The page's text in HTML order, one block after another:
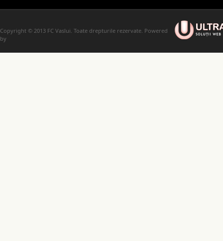
Copyright © 2013 FC Vaslui. Toate drepturile rezervate. Powered
by